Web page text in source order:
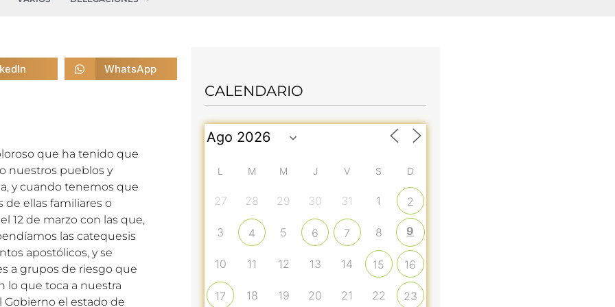
WhatsApp
que ha tenido que
nuestros pueblos y
y cuando tenemos que
ellas familiares o
12 de marzo con las que,
las catequesis
apostólicos, y se
a grupos de riesgo que
lo que toca a nuestra
Gobierno el estado de
CALENDARIO
L M M J V S D
27 28 29 30 31 1 2
3 4 5 6 7 8 9
10 11 12 13 14 15 16
17 18 19 20 21 22 23